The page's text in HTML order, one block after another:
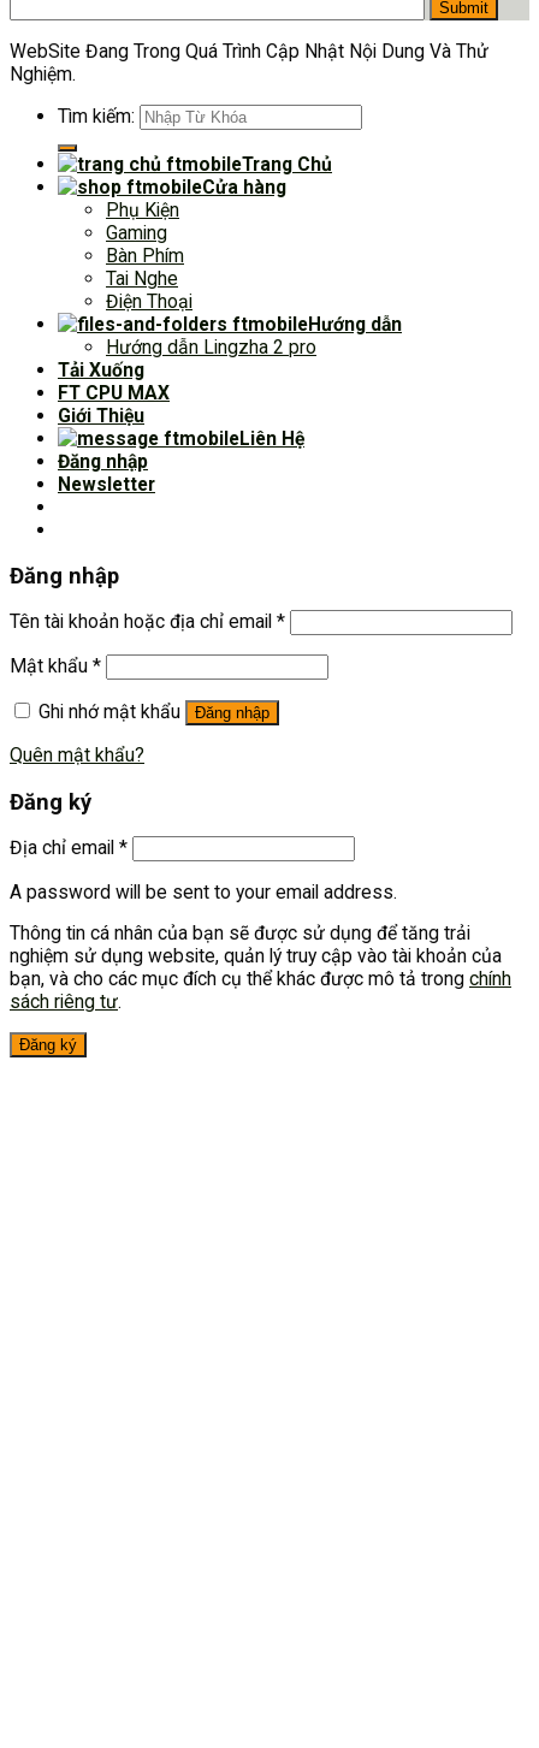
WebSite Đang Trong Quá Trình Cập Nhật Nội Dung Và Thử
Nghiệm.
Tìm kiếm:
Trang Chủ
Cửa hàng
Phụ Kiện
Gaming
Bàn Phím
Tai Nghe
Điện Thoại
Hướng dẫn
Hướng dẫn Lingzha 2 pro
Tải Xuống
FT CPU MAX
Giới Thiệu
Liên Hệ
Đăng nhập
Newsletter
Đăng nhập
Tên tài khoản hoặc địa chỉ email *
Mật khẩu *
Ghi nhớ mật khẩu
Đăng nhập
Quên mật khẩu?
Đăng ký
Địa chỉ email *
A password will be sent to your email address.
Thông tin cá nhân của bạn sẽ được sử dụng để tăng trải
nghiệm sử dụng website, quản lý truy cập vào tài khoản của
bạn, và cho các mục đích cụ thể khác được mô tả trong chính
sách riêng tư.
Đăng ký